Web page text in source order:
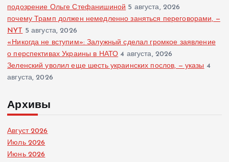
подозрение Ольге Стефанишиной 5 августа, 2026
почему Трамп должен немедленно заняться переговорами, —
NYT 5 августа, 2026
«Никогда не вступим»: Залужный сделал громкое заявление
о перспективах Украины в НАТО 4 августа, 2026
Зеленский уволил еще шесть украинских послов, — указы 4
августа, 2026
Архивы
Август 2026
Июль 2026
Июнь 2026